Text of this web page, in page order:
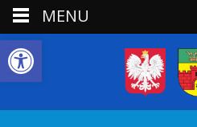
Open toolbar
MENU